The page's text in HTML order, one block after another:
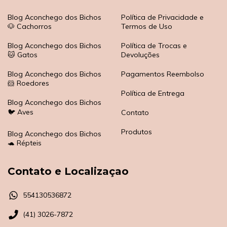
Blog Aconchego dos Bichos
🐶 Cachorros
Blog Aconchego dos Bichos
🐱 Gatos
Blog Aconchego dos Bichos
🐹 Roedores
Blog Aconchego dos Bichos
🐦 Aves
Blog Aconchego dos Bichos
🐢 Répteis
Política de Privacidade e
Termos de Uso
Política de Trocas e
Devoluções
Pagamentos Reembolso
Política de Entrega
Contato
Produtos
Contato e Localizaçao
554130536872
(41) 3026-7872